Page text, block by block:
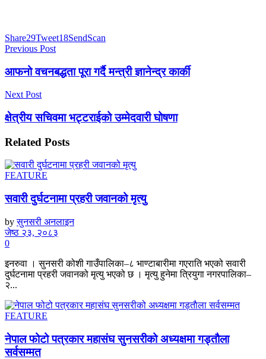
Share29Tweet18SendScan
Previous Post
आफनो वचनबद्धता पूरा गर्दै मन्त्री ज्ञानेन्द्र कार्की
Next Post
क्षेत्रीय सचिवमा भट्टराईको उम्मेदवारी घोषणा
Related Posts
FEATURE
सवारी दुर्घटनामा प्रहरी जवानको मृत्यु
by सुनसरी अनलाइन
जेष्ठ २३, २०८३
0
इनरुवा । सुनसरी कोशी गाउँपालिका–८ भाण्टाबारीमा गएराति भएको सवारी
दुर्घटनामा प्रहरी जवानको मृत्यु भएको छ । मृत्यु हुनेमा त्रियुगा नगरपालिका–
२...
FEATURE
नेपाल फोटो पत्रकार महासंघ सुनसरीको अध्यक्षमा गड्ताैला
सर्वसम्मत